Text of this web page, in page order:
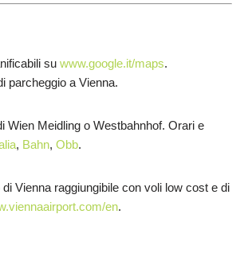
su www.google.it/maps.
parcheggio a Vienna.
Wien Meidling o Westbahnhof. Orari e
, Bahn, Obb.
di Vienna raggiungibile con voli low cost e di
en.